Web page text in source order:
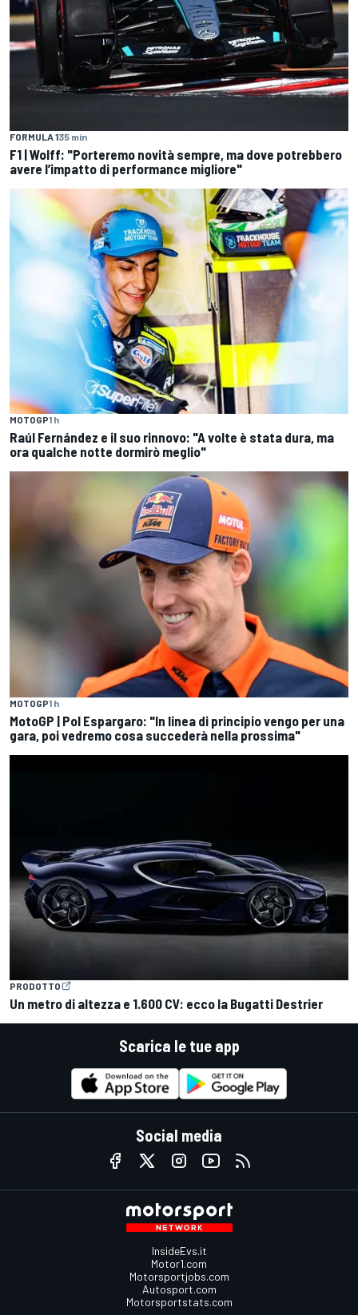
FORMULA 135 min
F1 | Wolff: "Porteremo novità sempre, ma dove potrebbero
avere l’impatto di performance migliore"
MOTOGP1 h
Raúl Fernández e il suo rinnovo: "A volte è stata dura, ma
ora qualche notte dormirò meglio"
MOTOGP1 h
MotoGP | Pol Espargaro: "In linea di principio vengo per una
gara, poi vedremo cosa succederà nella prossima"
PRODOTTO
Un metro di altezza e 1.600 CV: ecco la Bugatti Destrier
Scarica le tue app
Social media
InsideEvs.it
Motor1.com
Motorsportjobs.com
Autosport.com
Motorsportstats.com